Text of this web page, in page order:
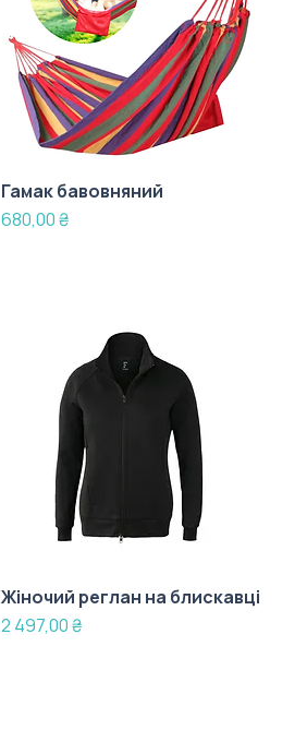
Гамак бавовняний
Ціна
680,00 ₴
Жіночий реглан на блискавці
Ціна
2 497,00 ₴